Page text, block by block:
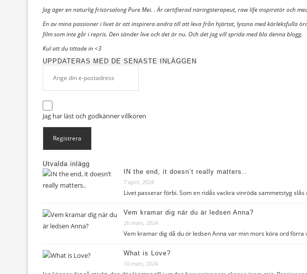
Jag äger en naturlig frisörsalong Pure Mei. . Är certifierad näringsterapeut, raw life inspiratör och
En av mina passioner i livet är att inspirera andra till att leva från hjärtat, lyssna med kärleksfulla
film som inte går i repris. Den sänder live och det är nu. Och det jag vill sprida med bla denna blogg.
Kul att du tittade in <3
UPPDATERAS MED DE SENASTE INLÄGGEN
Jag har läst och godkännervillkoren
Utvalda inlägg
IN the end, it doesn’t really matters..
7 april, 2024
Livet passerar förbi. Som en ridås vackra vinröda sammetstyg
Vem kramar dig när du är ledsen Anna?
26 mars, 2024
Vem kramar dig då du ör ledsen Anna var min mors köra ord
What is Love?
10 mars, 2024